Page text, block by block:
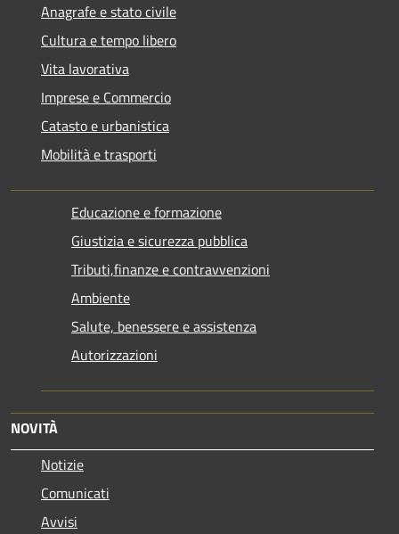
Anagrafe e stato civile
Cultura e tempo libero
Vita lavorativa
Imprese e Commercio
Catasto e urbanistica
Mobilità e trasporti
Educazione e formazione
Giustizia e sicurezza pubblica
Tributi,finanze e contravvenzioni
Ambiente
Salute, benessere e assistenza
Autorizzazioni
NOVITÀ
Notizie
Comunicati
Avvisi